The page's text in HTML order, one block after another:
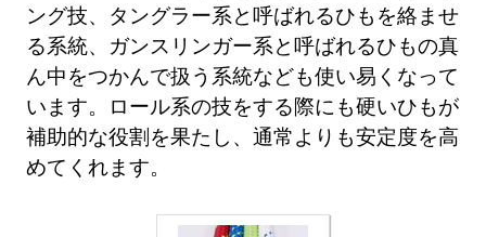
ング技、タングラー系と呼ばれるひもを絡ませ
る系統、ガンスリンガー系と呼ばれるひもの真
ん中をつかんで扱う系統なども使い易くなって
います。ロール系の技をする際にも硬いひもが
補助的な役割を果たし、通常よりも安定度を高
めてくれます。